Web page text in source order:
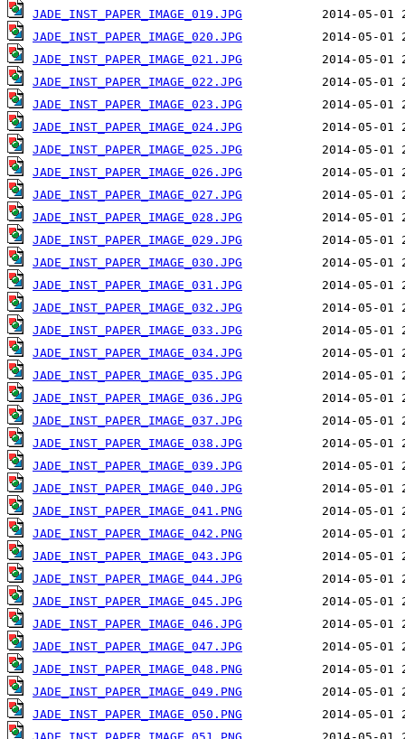
JADE_INST_PAPER_IMAGE_019.JPG
JADE_INST_PAPER_IMAGE_020.JPG
JADE_INST_PAPER_IMAGE_021.JPG
JADE_INST_PAPER_IMAGE_022.JPG
JADE_INST_PAPER_IMAGE_023.JPG
JADE_INST_PAPER_IMAGE_024.JPG
JADE_INST_PAPER_IMAGE_025.JPG
JADE_INST_PAPER_IMAGE_026.JPG
JADE_INST_PAPER_IMAGE_027.JPG
JADE_INST_PAPER_IMAGE_028.JPG
JADE_INST_PAPER_IMAGE_029.JPG
JADE_INST_PAPER_IMAGE_030.JPG
JADE_INST_PAPER_IMAGE_031.JPG
JADE_INST_PAPER_IMAGE_032.JPG
JADE_INST_PAPER_IMAGE_033.JPG
JADE_INST_PAPER_IMAGE_034.JPG
JADE_INST_PAPER_IMAGE_035.JPG
JADE_INST_PAPER_IMAGE_036.JPG
JADE_INST_PAPER_IMAGE_037.JPG
JADE_INST_PAPER_IMAGE_038.JPG
JADE_INST_PAPER_IMAGE_039.JPG
JADE_INST_PAPER_IMAGE_040.JPG
JADE_INST_PAPER_IMAGE_041.PNG
JADE_INST_PAPER_IMAGE_042.PNG
JADE_INST_PAPER_IMAGE_043.JPG
JADE_INST_PAPER_IMAGE_044.JPG
JADE_INST_PAPER_IMAGE_045.JPG
JADE_INST_PAPER_IMAGE_046.JPG
JADE_INST_PAPER_IMAGE_047.JPG
JADE_INST_PAPER_IMAGE_048.PNG
JADE_INST_PAPER_IMAGE_049.PNG
JADE_INST_PAPER_IMAGE_050.PNG